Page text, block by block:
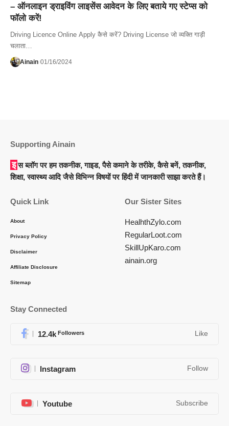
– ऑनलाइन ड्राइविंग लाइसेंस आवेदन के लिए बताये गए स्टेप्स को
फॉलो करें!
Driving Licence Online Apply कैसे करें? Driving License जो व्यक्ति गाड़ी
चलाता…
Ainain 01/16/2024
Supporting Ainain
इस ब्लॉग पर हम तकनीक, गाइड, पैसे कमाने के तरीके, कैसे बनें, तकनीक,
शिक्षा, स्वास्थ्य आदि जैसे विभिन्न विषयों पर हिंदी में जानकारी साझा करते हैं।
Quick Link
About
Privacy Policy
Disclaimer
Affiliate Disclosure
Sitemap
Our Sister Sites
HealhthZylo.com
RegularLoot.com
SkillUpKaro.com
ainain.org
Stay Connected
12.4k Followers Like
Instagram Follow
Youtube Subscribe